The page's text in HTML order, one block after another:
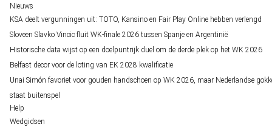
Nieuws
KSA deelt vergunningen uit: TOTO, Kansino en Fair Play Online hebben verlengd
Sloveen Slavko Vincic fluit WK-finale 2026 tussen Spanje en Argentinië
Historische data wijst op een doelpuntrijk duel om de derde plek op het WK 2026
Belfast decor voor de loting van EK 2028 kwalificatie
Unai Simón favoriet voor gouden handschoen op WK 2026, maar Nederlandse
staat buitenspel
Help
Wedgidsen